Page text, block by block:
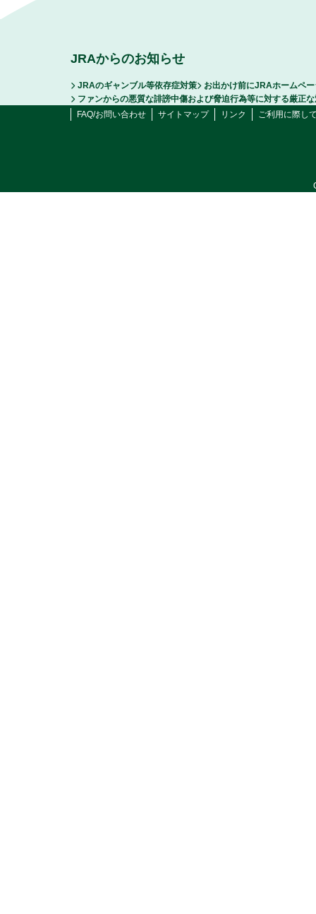
JRAからのお知らせ
JRAのギャンブル等依存症対策
お出かけ前にJRAホームペ
ファンからの悪質な誹謗中傷および脅迫行為等に対する厳正
FAQ/お問い合わせ
サイトマップ リンク ご利用に際し